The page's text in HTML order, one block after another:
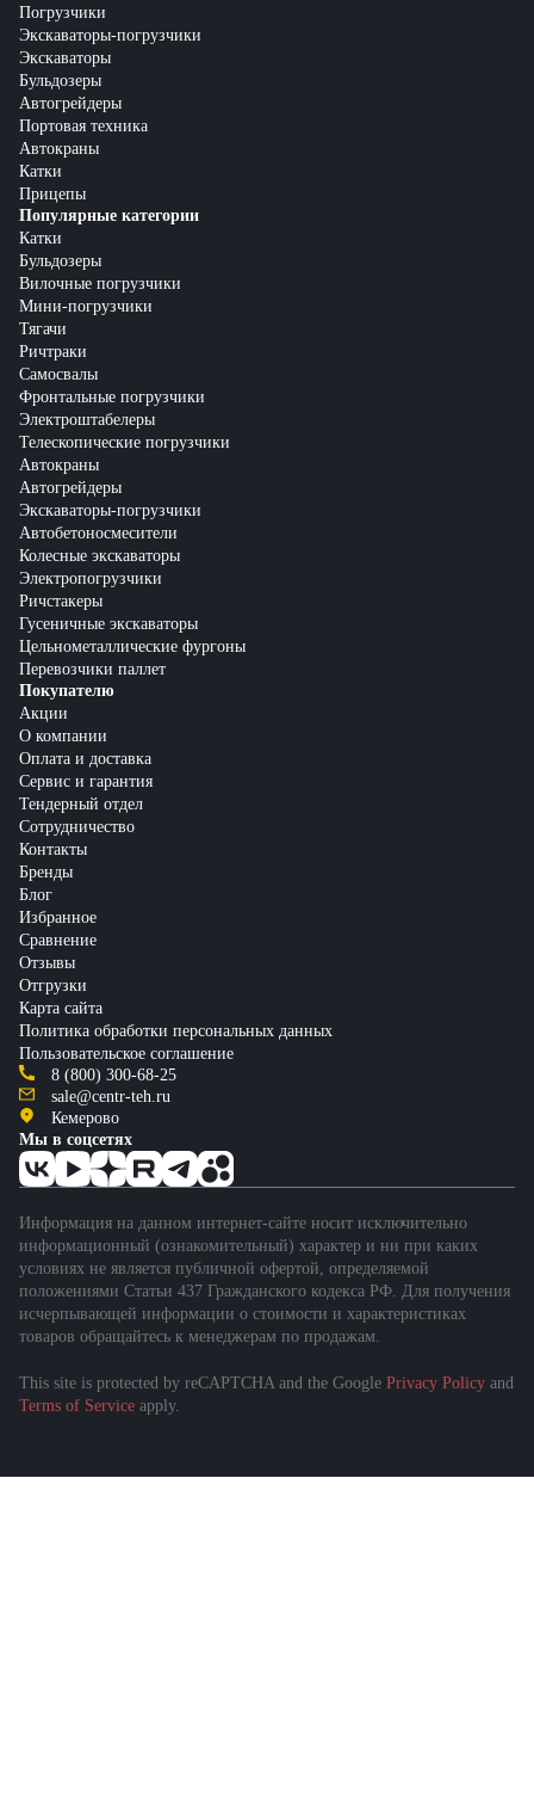
Погрузчики
Экскаваторы-погрузчики
Экскаваторы
Бульдозеры
Автогрейдеры
Портовая техника
Автокраны
Катки
Прицепы
Популярные категории
Катки
Бульдозеры
Вилочные погрузчики
Мини-погрузчики
Тягачи
Ричтраки
Самосвалы
Фронтальные погрузчики
Электроштабелеры
Телескопические погрузчики
Автокраны
Автогрейдеры
Экскаваторы-погрузчики
Автобетоносмесители
Колесные экскаваторы
Электропогрузчики
Ричстакеры
Гусеничные экскаваторы
Цельнометаллические фургоны
Перевозчики паллет
Покупателю
Акции
О компании
Оплата и доставка
Сервис и гарантия
Тендерный отдел
Сотрудничество
Контакты
Бренды
Блог
Избранное
Сравнение
Отзывы
Отгрузки
Карта сайта
Политика обработки персональных данных
Пользовательское соглашение
8 (800) 300-68-25
sale@centr-teh.ru
Кемерово
Мы в соцсетях
Информация на данном интернет-сайте носит исключительно
информационный (ознакомительный) характер и ни при каких
условиях не является публичной офертой, определяемой
положениями Статьи 437 Гражданского кодекса РФ. Для получения
исчерпывающей информации о стоимости и характеристиках
товаров обращайтесь к менеджерам по продажам.
This site is protected by reCAPTCHA and the Google Privacy Policy and
Terms of Service apply.